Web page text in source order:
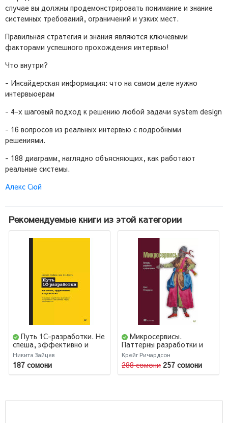
случае вы должны продемонстрировать понимание и знание
системных требований, ограничений и узких мест.
Правильная стратегия и знания являются ключевыми
факторами успешного прохождения интервью!
Что внутри?
- Инсайдерская информация: что на самом деле нужно
интервьюерам
- 4-х шаговый подход к решению любой задачи system design
- 16 вопросов из реальных интервью с подробными
решениями.
- 188 диаграмм, наглядно объясняющих, как работают
реальные системы.
Алекс Сюй
Рекомендуемые книги из этой категории
Путь 1С-разработки. Не
спеша, эффективно и
правильно
Никита Зайцев
187 сомони
Микросервисы.
Паттерны разработки и
рефакторинга
Крейг Ричардсон
288 сомони 257 сомони